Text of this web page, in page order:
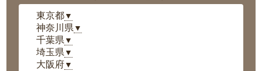
東京都▼
神奈川県 ▼
千葉県 ▼
埼玉県 ▼
大阪府▼